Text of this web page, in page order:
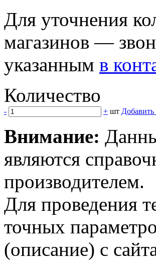
Для уточнения
магазинов —
указанным в
Количество
- + шт Добавить
Внимание:
являются
производителем.
Для проведения
точных
(описание) с